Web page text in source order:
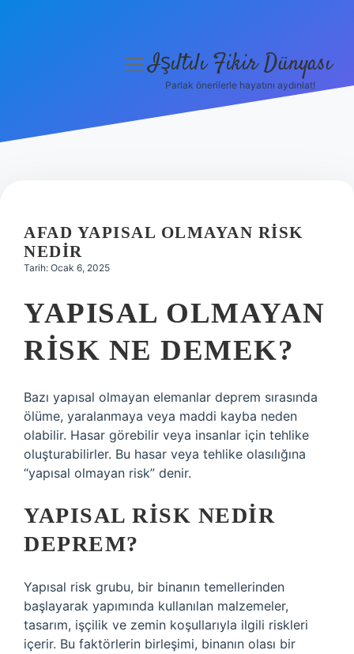
menüyüIşıltılı Fikir Dünyası
Parlak önerilerle hayatını aydınlat!
AFAD YAPISAL OLMAYAN RISK
NEDIR
Tarih: Ocak 6, 2025
YAPISAL OLMAYAN
RISK NE DEMEK?
Bazı yapısal olmayan elemanlar deprem sırasında
ölüme, yaralanmaya veya maddi kayba neden
olabilir. Hasar görebilir veya insanlar için tehlike
oluşturabilirler. Bu hasar veya tehlike olasılığına
“yapısal olmayan risk” denir.
YAPISAL RISK NEDIR
DEPREM?
Yapısal risk grubu, bir binanın temellerinden
başlayarak yapımında kullanılan malzemeler,
tasarım, işçilik ve zemin koşullarıyla ilgili riskleri
içerir. Bu faktörlerin birleşimi, binanın olası bir